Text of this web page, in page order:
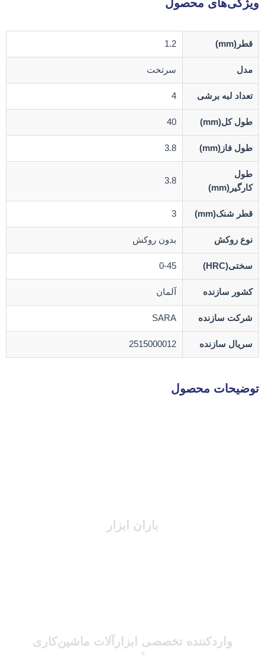
ویژگی‌های محصول
قطر(mm) 1.2
مدل سرتخت
تعداد لبه برشی 4
طول کل(mm) 40
طول فاز(mm) 3.8
طول
کارگیر(mm)
3.8
قطر شنک(mm) 3
نوع روکش بدون روکش
سختی(HRC) 0-45
کشور سازنده آلمان
شرکت سازنده SARA
سریال سازنده 2515000012
توضیحات محصول
باران ابزار
واردکننده تخصصی ابزارآلات ماشین‌کاری